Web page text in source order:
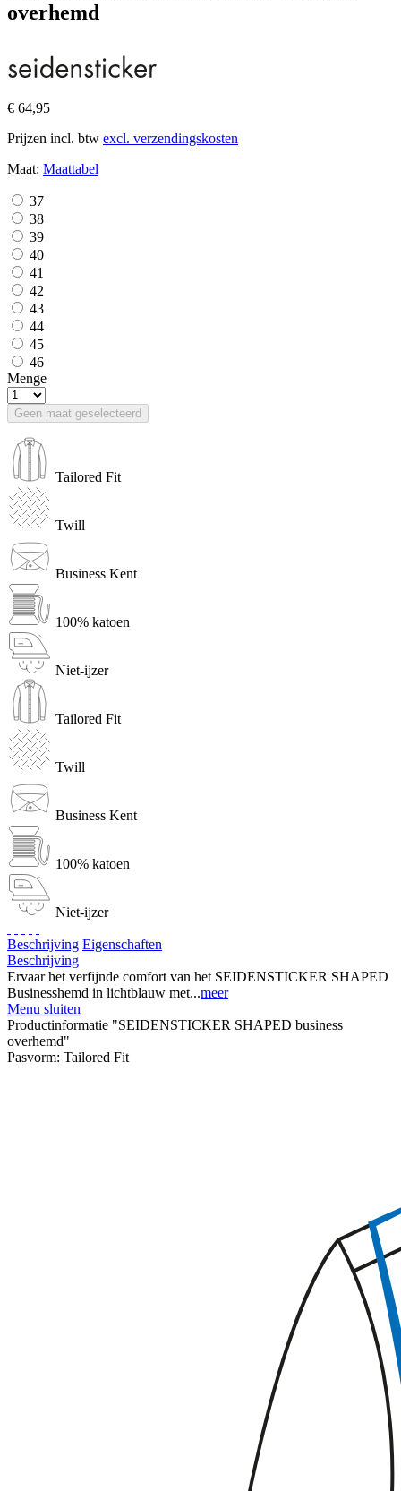
overhemd
€ 64,95
Prijzen incl. btw excl. verzendingskosten
Maat: Maattabel
37
38
39
40
41
42
43
44
45
46
Menge
Geen maat geselecteerd
Tailored Fit
Twill
Business Kent
100% katoen
Niet-ijzer
Tailored Fit
Twill
Business Kent
100% katoen
Niet-ijzer
Beschrijving Eigenschaften
Beschrijving
Ervaar het verfijnde comfort van het SEIDENSTICKER SHAPED
Businesshemd in lichtblauw met...meer
Menu sluiten
Productinformatie "SEIDENSTICKER SHAPED business
overhemd"
Pasvorm: Tailored Fit